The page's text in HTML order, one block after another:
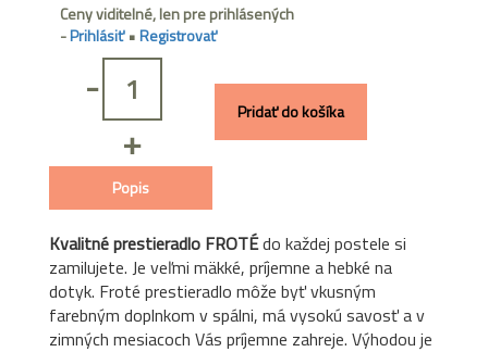
Ceny viditelné, len pre prihlásených
-Prihlásiť•Registrovať
-
+
Pridať do košíka
Popis
Kvalitné prestieradlo FROTÉdo každej postele si
zamilujete. Je veľmi mäkké, príjemne a hebké na
dotyk. Froté prestieradlo môže byť vkusným
farebným doplnkom v spálni, má vysokú savosť a v
zimných mesiacoch Vás príjemne zahreje. Výhodou je